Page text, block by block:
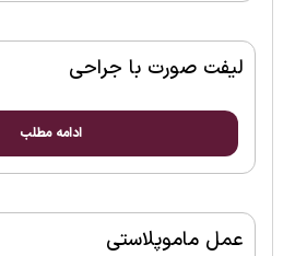
لیفت صورت با جراحی
ادامه مطلب
عمل ماموپلاستی